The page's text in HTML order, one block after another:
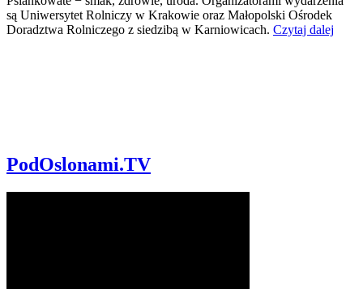
są Uniwersytet Rolniczy w Krakowie oraz Małopolski Ośrodek
Doradztwa Rolniczego z siedzibą w Karniowicach. Czytaj dalej
PodOslonami.TV